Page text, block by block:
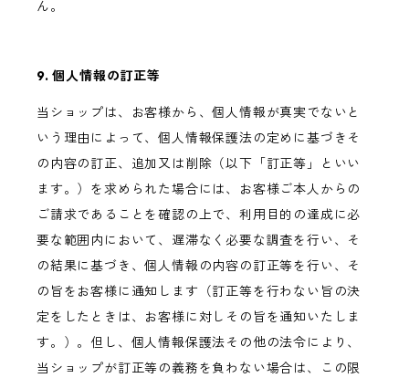
ん。
9. 個人情報の訂正等
当ショップは、お客様から、個人情報が真実でないと
いう理由によって、個人情報保護法の定めに基づきそ
の内容の訂正、追加又は削除（以下「訂正等」といい
ます。）を求められた場合には、お客様ご本人からの
ご請求であることを確認の上で、利用目的の達成に必
要な範囲内において、遅滞なく必要な調査を行い、そ
の結果に基づき、個人情報の内容の訂正等を行い、そ
の旨をお客様に通知します（訂正等を行わない旨の決
定をしたときは、お客様に対しその旨を通知いたしま
す。）。但し、個人情報保護法その他の法令により、
当ショップが訂正等の義務を負わない場合は、この限